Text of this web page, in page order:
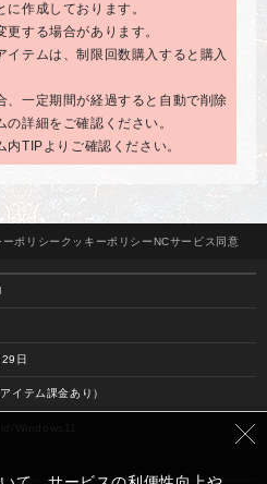
作成しております。
する場合があります。
テムは、制限回数購入すると購入
一定期間が経過すると自動で削除
詳細をご確認ください。
TIPよりご確認ください。
ーポリシー クッキーポリシーNCサービス 同意
日
イテム課金あり）